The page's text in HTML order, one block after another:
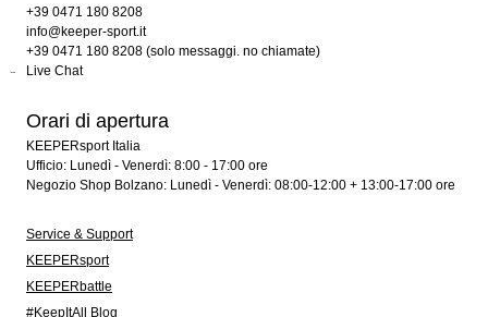
+39 0471 180 8208
info@keeper-sport.it
+39 0471 180 8208 (solo messaggi. no chiamate)
Live Chat
Orari di apertura
KEEPERsport Italia
Ufficio: Lunedì - Venerdì: 8:00 - 17:00 ore
Negozio Shop Bolzano: Lunedì - Venerdì: 08:00-12:00 + 13:00-17:00 ore
Service & Support
KEEPERsport
KEEPERbattle
#KeepItAll Blog